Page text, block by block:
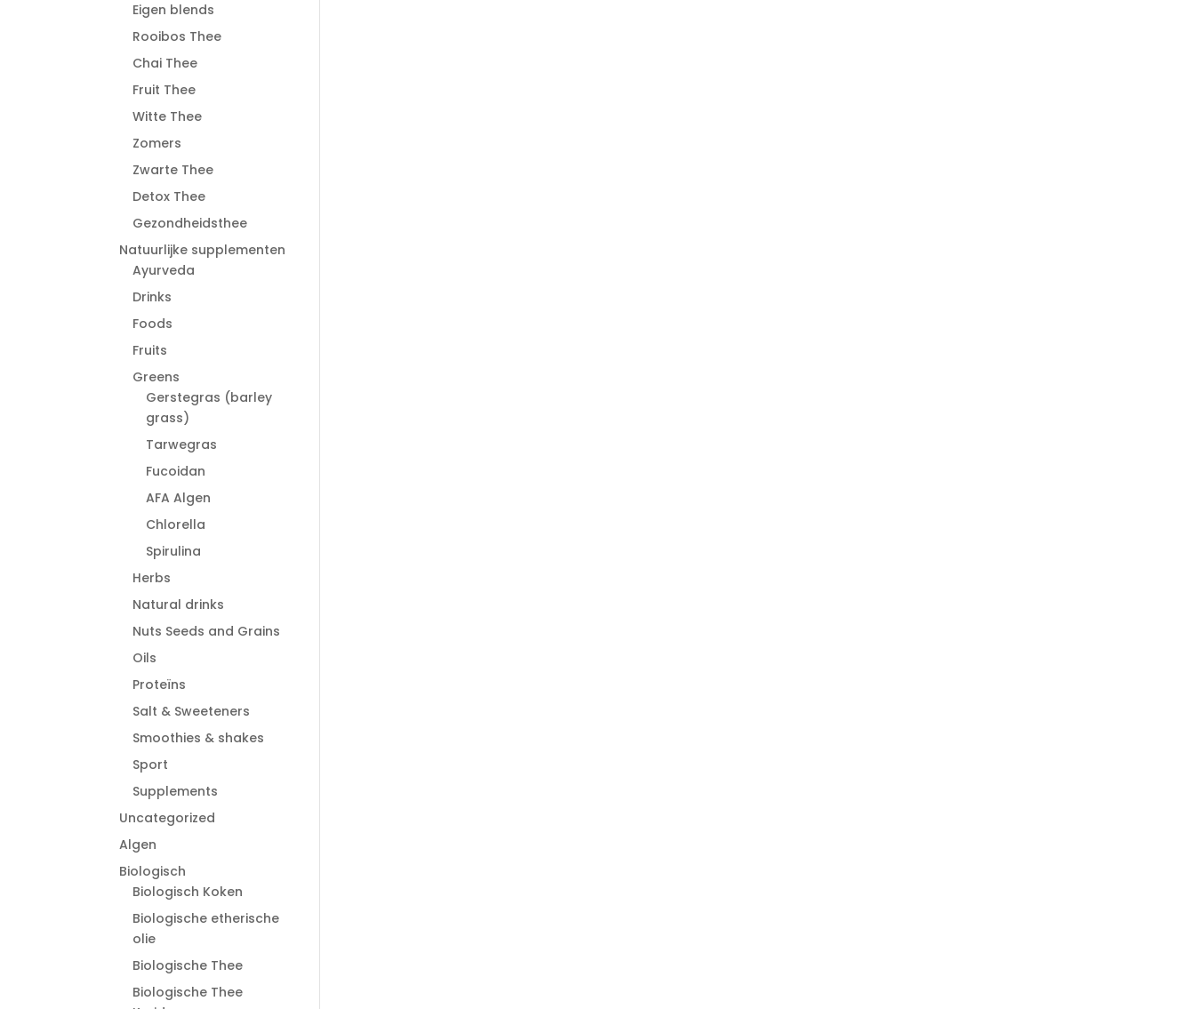
Eigen blends
Rooibos Thee
Chai Thee
Fruit Thee
Witte Thee
Zomers
Zwarte Thee
Detox Thee
Gezondheidsthee
Natuurlijke supplementen
Ayurveda
Drinks
Foods
Fruits
Greens
Gerstegras (barley
grass)
Tarwegras
Fucoidan
AFA Algen
Chlorella
Spirulina
Herbs
Natural drinks
Nuts Seeds and Grains
Oils
Proteïns
Salt & Sweeteners
Smoothies & shakes
Sport
Supplements
Uncategorized
Algen
Biologisch
Biologisch Koken
Biologische etherische
olie
Biologische Thee
Biologische Thee